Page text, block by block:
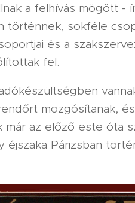
a felhívás mögött -
történnek, sokféle
és a
fel.
mozgósítanak,
már az előző este óta
éjszaka Párizsban